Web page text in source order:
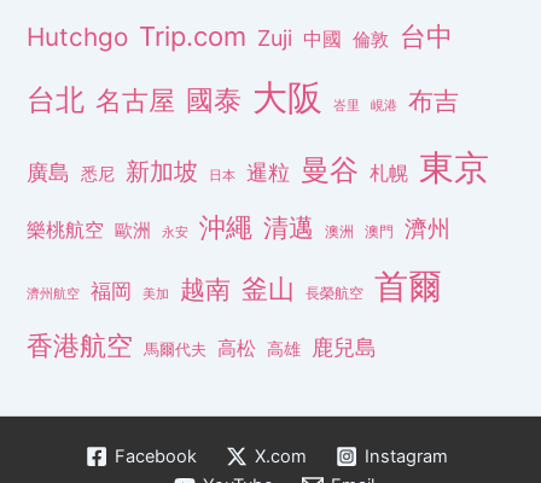
Hutchgo Trip.com Zuji 中國 倫敦 台中
台北 名古屋 國泰 大阪 峇里 峴港 布吉
廣島 悉尼 新加坡 日本 暹粒 曼谷 札幌 東京
樂桃航空 歐洲 永安 沖繩 清邁 澳洲 澳門 濟州
濟州航空 福岡 美加 越南 釜山 長榮航空 首爾
香港航空 馬爾代夫 高松 高雄 鹿兒島
Facebook X.com
Instagram